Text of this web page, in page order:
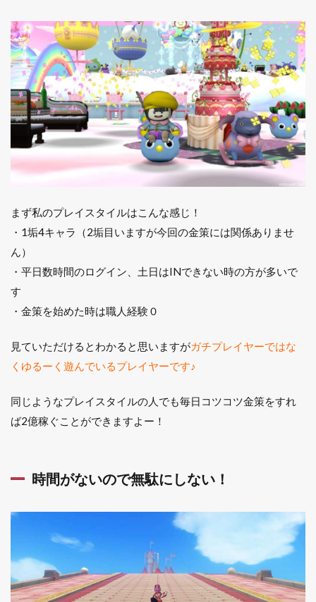
7. す
ごろ
く→
おみ
くじ
ぼっ
くす
→福
の神
コイ
ン持
ち寄
2.8
厄な
ウサ
トを
る
2.9
8で集
めた
福引
回す
10釣
トルル
ス・領
界討伐
など1
まず私のプレイスタイルはこんな感じ！
・1垢4キャラ（2垢目いますが今回の金策には関係ありませ
ん）
・平日数時間のログイン、土日はINできない時の方が多いで
す
・金策を始めた時は職人経験０
見ていただけるとわかると思いますがガチプレイヤーではな
くゆるーく遊んでいるプレイヤーです♪
同じようなプレイスタイルの人でも毎日コツコツ金策をすれ
ば2億稼ぐことができますよー！
時間がないので無駄にしない！